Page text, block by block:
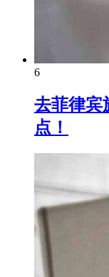
6
去菲律宾
点！